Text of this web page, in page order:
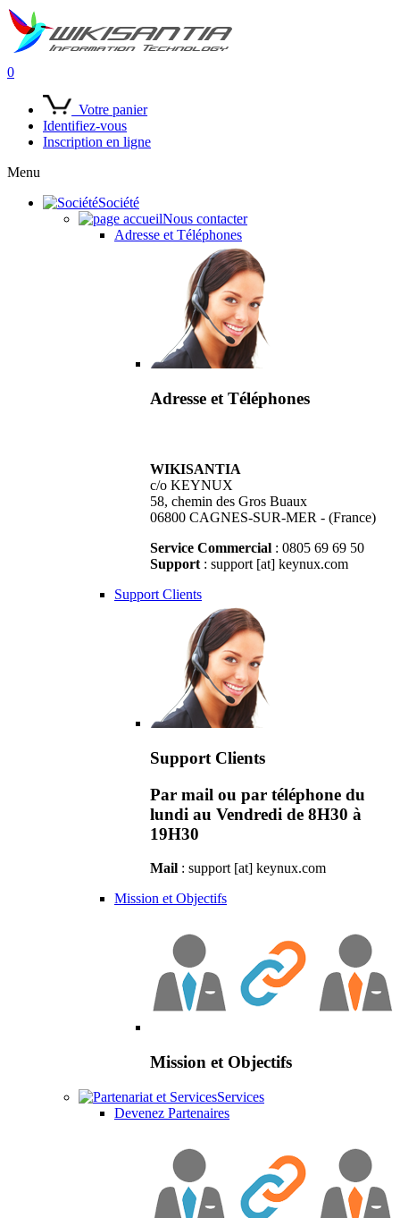
0
Votre panier
Identifiez-vous
Inscription en ligne
Menu
Société
Nous contacter
Adresse et Téléphones
Adresse et Téléphones
WIKISANTIA
c/o KEYNUX
58, chemin des Gros Buaux
06800 CAGNES-SUR-MER - (France)
Service Commercial : 0805 69 69 50
Support : support [at] keynux.com
Support Clients
Support Clients
Par mail ou par téléphone du
lundi au Vendredi de 8H30 à
19H30
Mail : support [at] keynux.com
Mission et Objectifs
Mission et Objectifs
Services
Devenez Partenaires